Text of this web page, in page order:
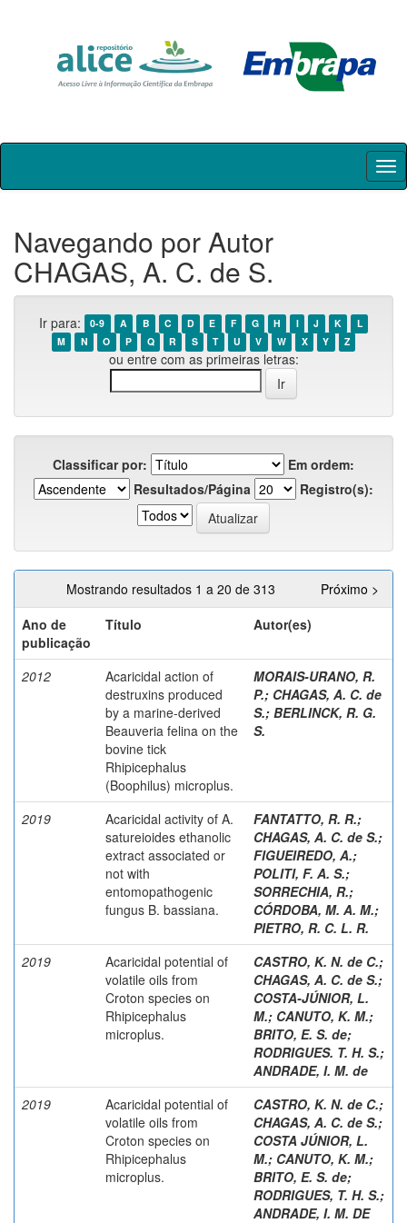
Skip
Navegando por Autor
CHAGAS, A. C. de S.
Ir para: 0-9 A B C D E F G H I J K
L
M
N O P Q R S T U V W X Y Z
ou entre com as primeiras letras:
Classificar por:
Em ordem:
Resultados/Página
Registro(s):
Mostrando resultados 1 a 20 de 313
Próximo >
Ano de
publicação
Título Autor(es)
2012
Acaricidal action of
destruxins produced
by a marine-derived
Beauveria felina on the
bovine tick
Rhipicephalus
(Boophilus) microplus.
MORAIS-URANO, R.
P.; CHAGAS, A. C. de
S.; BERLINCK, R. G.
S.
2019
Acaricidal activity of A.
satureioides ethanolic
extract associated or
not with
entomopathogenic
fungus B. bassiana.
FANTATTO, R. R.;
CHAGAS, A. C. de S.;
FIGUEIREDO, A.;
POLITI, F. A. S.;
SORRECHIA, R.;
CÓRDOBA, M. A. M.;
PIETRO, R. C. L. R.
2019
Acaricidal potential of
volatile oils from
Croton species on
Rhipicephalus
microplus.
CASTRO, K. N. de C.;
CHAGAS, A. C. de S.;
COSTA-JÚNIOR, L.
M.; CANUTO, K. M.;
BRITO, E. S. de;
RODRIGUES. T. H. S.;
ANDRADE, I. M. de
2019
Acaricidal potential of
volatile oils from
Croton species on
Rhipicephalus
microplus.
CASTRO, K. N. de C.;
CHAGAS, A. C. de S.;
COSTA JÚNIOR, L.
M.; CANUTO, K. M.;
BRITO, E. S. de;
RODRIGUES, T. H. S.;
ANDRADE, I. M. DE